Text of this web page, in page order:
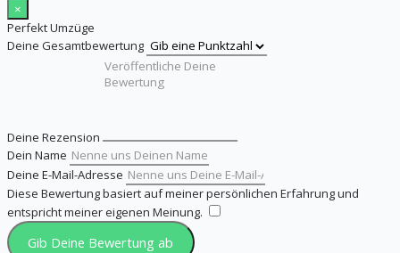
×
Perfekt Umzüge
Deine Gesamtbewertung
Deine Rezension
Dein Name
Deine E-Mail-Adresse
Diese Bewertung basiert auf meiner persönlichen Erfahrung und
entspricht meiner eigenen Meinung.
Gib Deine Bewertung ab